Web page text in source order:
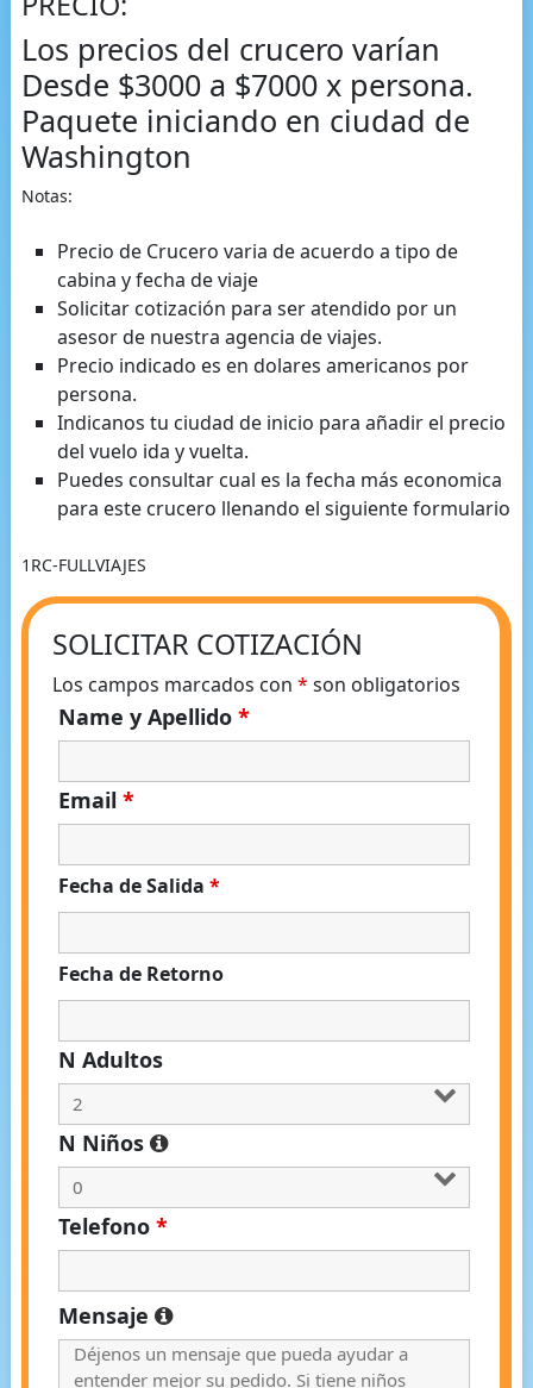
Los precios del crucero varían
Desde $3000 a $7000 x persona.
Paquete iniciando en ciudad de
Washington
Notas:
Precio de Crucero varia de acuerdo a tipo de
cabina y fecha de viaje
Solicitar cotización para ser atendido por un
asesor de nuestra agencia de viajes.
Precio indicado es en dolares americanos por
persona.
Indicanos tu ciudad de inicio para añadir el precio
del vuelo ida y vuelta.
Puedes consultar cual es la fecha más economica
para este crucero llenando el siguiente formulario
1RC-FULLVIAJES
SOLICITAR COTIZACIÓN
Los campos marcados con * son obligatorios
Name y Apellido *
Email *
Fecha de Salida *
Fecha de Retorno
N Adultos
N Niños
Telefono *
Mensaje